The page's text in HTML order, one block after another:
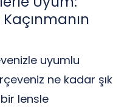
uyumlu
ne kadar şık
lensle